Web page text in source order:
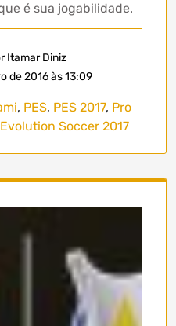
é sua jogabilidade.
Itamar Diniz
de 2016 às 13:09
, PES, PES 2017, Pro
Soccer 2017